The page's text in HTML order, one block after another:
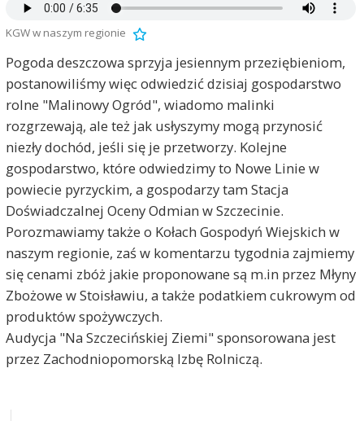
KGW w naszym regionie
Pogoda deszczowa sprzyja jesiennym przeziębieniom,
postanowiliśmy więc odwiedzić dzisiaj gospodarstwo
rolne "Malinowy Ogród", wiadomo malinki
rozgrzewają, ale też jak usłyszymy mogą przynosić
niezły dochód, jeśli się je przetworzy. Kolejne
gospodarstwo, które odwiedzimy to Nowe Linie w
powiecie pyrzyckim, a gospodarzy tam Stacja
Doświadczalnej Oceny Odmian w Szczecinie.
Porozmawiamy także o Kołach Gospodyń Wiejskich w
naszym regionie, zaś w komentarzu tygodnia zajmiemy
się cenami zbóż jakie proponowane są m.in przez Młyny
Zbożowe w Stoisławiu, a także podatkiem cukrowym od
produktów spożywczych.
Audycja "Na Szczecińskiej Ziemi" sponsorowana jest
przez Zachodniopomorską Izbę Rolniczą.